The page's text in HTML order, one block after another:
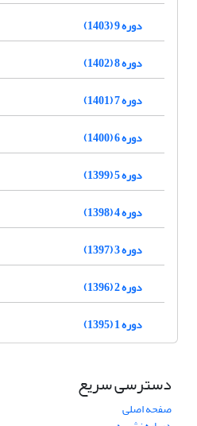
دوره 9 (1403)
دوره 8 (1402)
دوره 7 (1401)
دوره 6 (1400)
دوره 5 (1399)
دوره 4 (1398)
دوره 3 (1397)
دوره 2 (1396)
دوره 1 (1395)
دسترسی سریع
صفحه اصلی